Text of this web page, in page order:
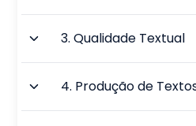
3.Qualidade Textual
4. Produção de